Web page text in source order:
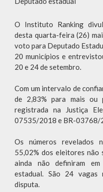
O Instituto Ranking
desta quarta-feira (26)
voto para Deputado
20 municípios e
20 e 24 de setembro.
Com um intervalo de
de 2,83% para mais ou
registrada na Justiça
07535/2018 e BR-03768/
Os números revelados
55,02% dos eleitores não
ainda não definiram
estadual. São 24 vagas
disputa.